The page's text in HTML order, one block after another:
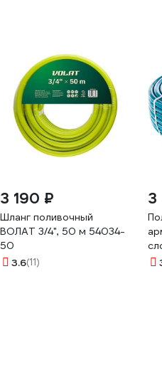
3 190 ₽
Шланг поливочный
ВОЛАТ 3/4", 50 м 54034-
50
3.6(11)
3